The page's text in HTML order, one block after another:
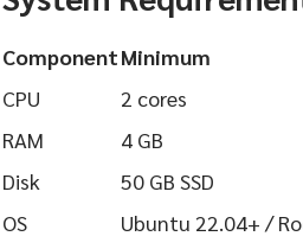
ComponentMinimum
CPU
2 cores
RAM
4 GB
Disk
50 GB SSD
OS
Ubuntu 22.04+ /